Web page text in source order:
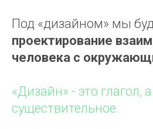
Под «дизайном» мы
проектирование
человека с
«Дизайн» - это глагол,
существительное.